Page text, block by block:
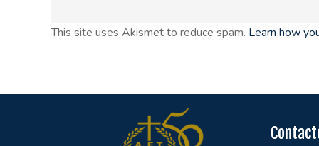
This site uses Akismet to reduce spam. Learn how